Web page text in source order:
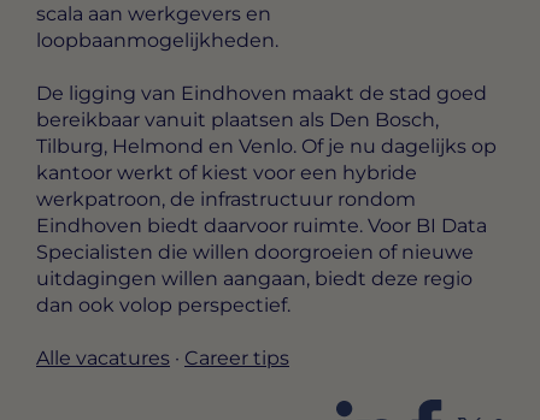
scala aan werkgevers en
loopbaanmogelijkheden.
De ligging van Eindhoven maakt de stad goed
bereikbaar vanuit plaatsen als Den Bosch,
Tilburg, Helmond en Venlo. Of je nu dagelijks op
kantoor werkt of kiest voor een hybride
werkpatroon, de infrastructuur rondom
Eindhoven biedt daarvoor ruimte. Voor BI Data
Specialisten die willen doorgroeien of nieuwe
uitdagingen willen aangaan, biedt deze regio
dan ook volop perspectief.
Alle vacatures · Career tips